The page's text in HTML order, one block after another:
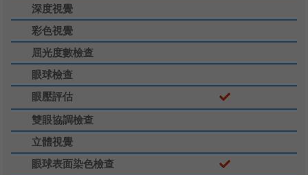
語言
深度視覺
彩色視覺
屈光度數檢查
眼球檢查
眼壓評估
雙眼協調檢查
立體視覺
眼球表面染色檢查